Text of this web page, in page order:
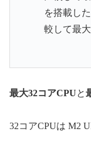
を搭載し
較して最大
最大32コアCPUと
32コアCPUは M2